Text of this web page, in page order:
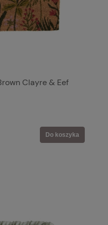
Clayre & Eef
Do koszyka